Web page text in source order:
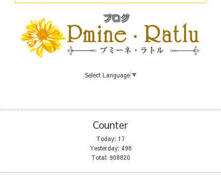
Select Language ▼
Counter
Today: 17
Yesterday: 498
Total: 908820